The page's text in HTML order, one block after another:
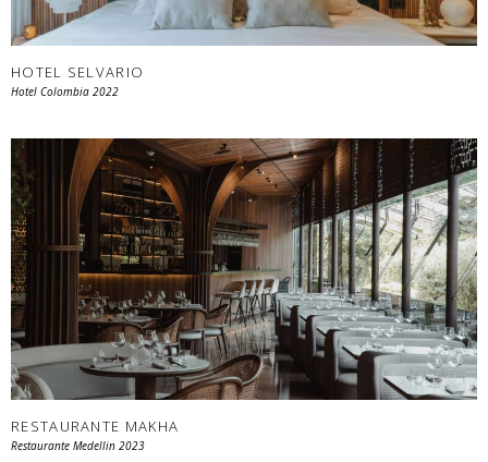
HOTEL SELVARIO
Hotel Colombia 2022
RESTAURANTE MAKHA
Restaurante Medellin 2023